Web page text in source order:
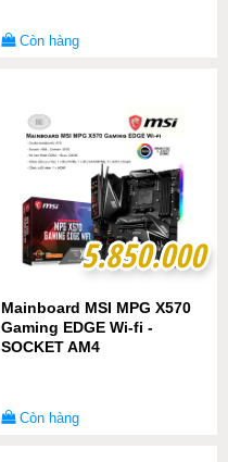
Còn hàng
5.850.000
5.850.000
Mainboard MSI MPG X570
Gaming EDGE Wi-fi -
SOCKET AM4
Còn hàng